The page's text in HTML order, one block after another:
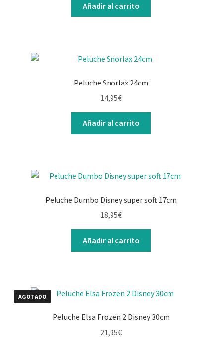
Añadir al carrito
Peluche Snorlax 24cm
14,95€
Añadir al carrito
Peluche Dumbo Disney super soft 17cm
18,95€
Añadir al carrito
AGOTADO
Peluche Elsa Frozen 2 Disney 30cm
21,95€